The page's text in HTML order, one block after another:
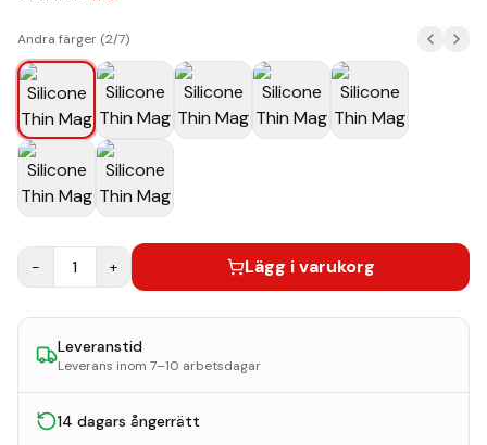
Andra färger (2/7)
− 1 + Lägg i varukorg
Leveranstid
Leverans inom 7–10 arbetsdagar
14 dagars ångerrätt